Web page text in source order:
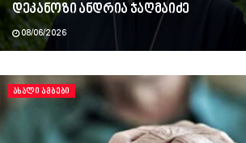
დეკანოზი ანდრია ჯაღმაიძე
08/06/2026
ᲐᲮᲐᲚᲘ ᲐᲛᲑᲔᲑᲘ